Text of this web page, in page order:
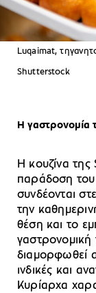
Luqaimat,
Shutterstock
Η γαστρονομία
Η κουζίνα της
παράδοση του
συνδέονται
την
θέση και το
γαστρονομική
διαμορφωθεί
ινδικές και
Κυρίαρχα